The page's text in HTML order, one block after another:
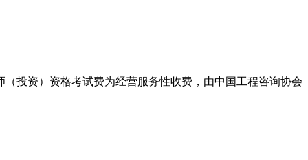
投资）资格考试费为经营服务性收费，由中国工程咨询协会